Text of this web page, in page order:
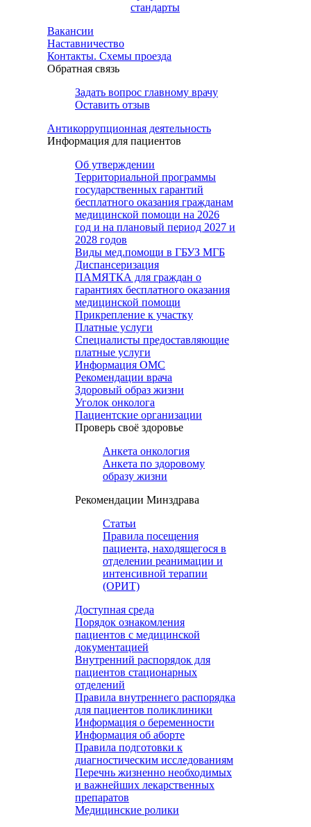
стандарты
Вакансии
Наставничество
Контакты. Схемы проезда
Обратная связь
Задать вопрос главному врачу
Оставить отзыв
Антикоррупционная деятельность
Информация для пациентов
Об утверждении
Территориальной программы
государственных гарантий
бесплатного оказания гражданам
медицинской помощи на 2026
год и на плановый период 2027 и
2028 годов
Виды мед.помощи в ГБУЗ МГБ
Диспансеризация
ПАМЯТКА для граждан о
гарантиях бесплатного оказания
медицинской помощи
Прикрепление к участку
Платные услуги
Специалисты предоставляющие
платные услуги
Информация ОМС
Рекомендации врача
Здоровый образ жизни
Уголок онколога
Пациентские организации
Проверь своё здоровье
Анкета онкология
Анкета по здоровому
образу жизни
Рекомендации Минздрава
Статьи
Правила посещения
пациента, находящегося в
отделении реанимации и
интенсивной терапии
(ОРИТ)
Доступная среда
Порядок ознакомления
пациентов с медицинской
документацией
Внутренний распорядок для
пациентов стационарных
отделений
Правила внутреннего распорядка
для пациентов поликлиники
Информация о беременности
Информация об аборте
Правила подготовки к
диагностическим исследованиям
Перечнь жизненно необходимых
и важнейших лекарственных
препаратов
Медицинские ролики